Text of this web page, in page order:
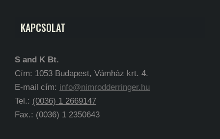
KAPCSOLAT
S and K Bt.
Cím: 1053 Budapest, Vámház krt. 4.
E-mail cím: info@nimrodderringer.hu
Tel.: (0036) 1 2669147
Fax.: (0036) 1 2350643